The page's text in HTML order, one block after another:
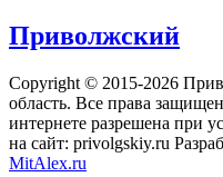
Приволжский
Copyright © 2015-2026
область. Все права
интернете разрешена при
на сайт: privolgskiy.ru
MitAlex.ru